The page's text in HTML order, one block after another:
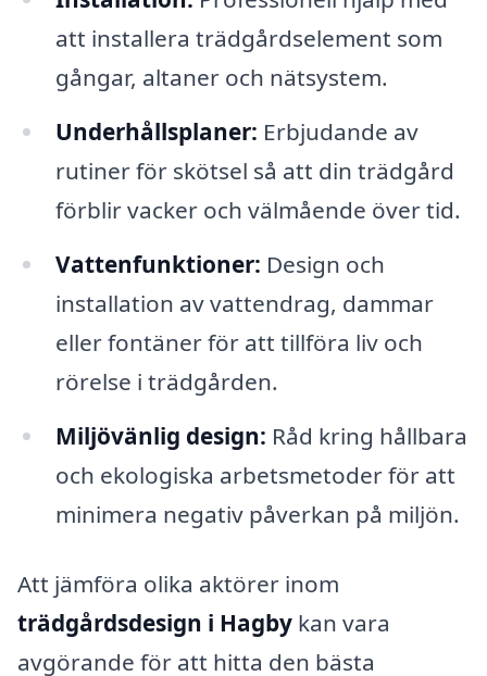
att installera trädgårdselement som
gångar, altaner och nätsystem.
Underhållsplaner: Erbjudande av
rutiner för skötsel så att din trädgård
förblir vacker och välmående över tid.
Vattenfunktioner: Design och
installation av vattendrag, dammar
eller fontäner för att tillföra liv och
rörelse i trädgården.
Miljövänlig design: Råd kring hållbara
och ekologiska arbetsmetoder för att
minimera negativ påverkan på miljön.
Att jämföra olika aktörer inom
trädgårdsdesign i Hagby kan vara
avgörande för att hitta den bästa